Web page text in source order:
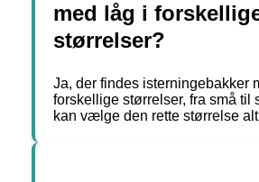
med låg i
størrelser?
Ja, der findes isterningebakker
forskellige størrelser, fra små til
kan vælge den rette størrelse